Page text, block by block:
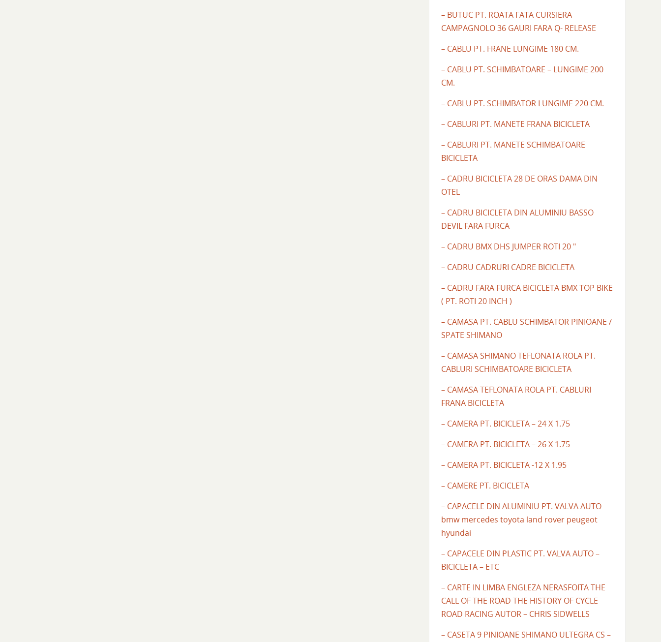
– BUTUC PT. ROATA FATA CURSIERA
CAMPAGNOLO 36 GAURI FARA Q- RELEASE
– CABLU PT. FRANE LUNGIME 180 CM.
– CABLU PT. SCHIMBATOARE – LUNGIME 200
CM.
– CABLU PT. SCHIMBATOR LUNGIME 220 CM.
– CABLURI PT. MANETE FRANA BICICLETA
– CABLURI PT. MANETE SCHIMBATOARE
BICICLETA
– CADRU BICICLETA 28 DE ORAS DAMA DIN
OTEL
– CADRU BICICLETA DIN ALUMINIU BASSO
DEVIL FARA FURCA
– CADRU BMX DHS JUMPER ROTI 20 "
– CADRU CADRURI CADRE BICICLETA
– CADRU FARA FURCA BICICLETA BMX TOP BIKE
( PT. ROTI 20 INCH )
– CAMASA PT. CABLU SCHIMBATOR PINIOANE /
SPATE SHIMANO
– CAMASA SHIMANO TEFLONATA ROLA PT.
CABLURI SCHIMBATOARE BICICLETA
– CAMASA TEFLONATA ROLA PT. CABLURI
FRANA BICICLETA
– CAMERA PT. BICICLETA – 24 X 1.75
– CAMERA PT. BICICLETA – 26 X 1.75
– CAMERA PT. BICICLETA -12 X 1.95
– CAMERE PT. BICICLETA
– CAPACELE DIN ALUMINIU PT. VALVA AUTO
bmw mercedes toyota land rover peugeot
hyundai
– CAPACELE DIN PLASTIC PT. VALVA AUTO –
BICICLETA – ETC
– CARTE IN LIMBA ENGLEZA NERASFOITA THE
CALL OF THE ROAD THE HISTORY OF CYCLE
ROAD RACING AUTOR – CHRIS SIDWELLS
– CASETA 9 PINIOANE SHIMANO ULTEGRA CS –